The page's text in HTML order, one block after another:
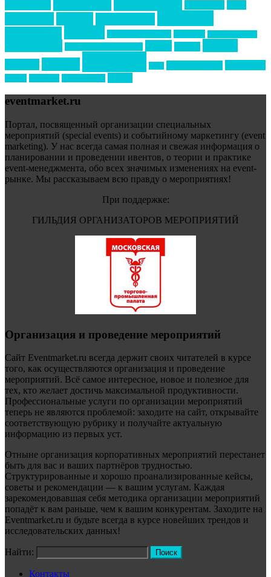
eventmarket.ru
Портал, посвященный организации специальных
мероприятий (special events) и событийному маркетингу (event
marketing). У нас всегда самая полная и свежая информация о
планировании и проведении ивентов, о теории и практике
event-менеджмента, обо всех значимых изменениях на event-
рынке. Мы рассказываем всю правду о мероприятиях!
При поддержке:
ГИЛЬДИЯ ОРГАНИЗАТОРОВ МЕРОПРИЯТИЙ
Организация и проведение мероприятий
Сайт Eventmarket.ru всегда держит своих читателей в курсе
того, как осуществляются организация и проведение
мероприятий. Всё самое интересное, новое и полезное для
тех, кто желает достичь максимальной продуктивности.
Профессиональные услуги по организации мероприятий
теперь не являются проблемой: заходите на сайт, открывайте
соответствующую рубрику и получайте актуальную
информацию из первых уст.
Отныне организация корпоративных мероприятий перестанет
быть для вас и ваших партнёров трудностью.
Структурированные и хорошо проанализированные кейсы,
советы и рекомендации — к вашим услугам. Каждая
зарекомендовавшая себя методика организации мероприятий
попадёт к вам раньше, чем к вашим конкурентам. Заходите на
Eventmarket.ru и будьте всегда в курсе новейших трендов и
исследовательских данных!
Найти:
Контакты